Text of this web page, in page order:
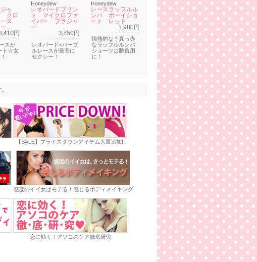
ャ
クロ
ース
円
スが
ト☆女
Honeydew
レオパードプリン
ト マイクロファ
イバー ブラジャ
ー
3,850円
レオパード×パープ
ルレースが最高に
セクシー！
Honeydew
レースラッフルル
ンバ ボーイショ
ート レッド
1,980円
情熱的な？真っ赤
なラッフルルンバ
ショーツは勝負用
に！
【SALE】プライスダウンアイテム大量追加!!
感度のイイ女はモテる！感じるボディメイキング
恋に効く！アソコのケア徹底研究